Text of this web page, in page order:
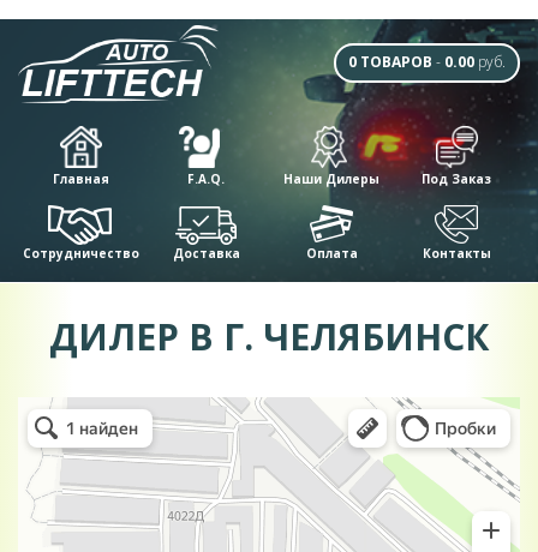
0 ТОВАРОВ - 0.00 руб.
Главная F.A.Q. Наши Дилеры Под Заказ
Сотрудничество Доставка Оплата Контакты
ДИЛЕР В Г. ЧЕЛЯБИНСК